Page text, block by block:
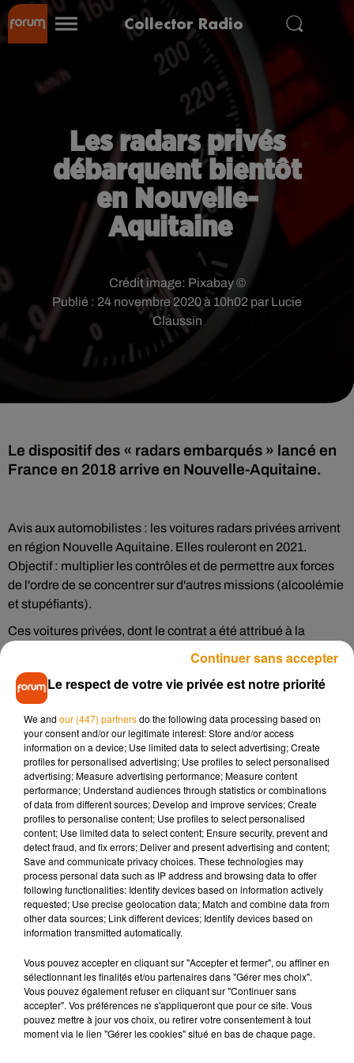
Collector Radio
Les radars privés
débarquent bientôt
en Nouvelle-
Aquitaine
Publié : 24 novembre 2020 à 10h02 par Lucie
Claussin
Crédit image: Pixabay ©
Le dispositif des « radars embarqués » lancé en
France en 2018 arrive en Nouvelle-Aquitaine.
Avis aux automobilistes : les voitures radars privées arrivent
en région Nouvelle Aquitaine. Elles rouleront en 2021.
Objectif : multiplier les contrôles et de permettre aux forces
de l'ordre de se concentrer sur d'autres missions (alcoolémie
et stupéfiants).
Ces voitures privées, dont le contrat a été attribué à la
Sécurité Routière.
On ne sait pas encore combien de voiture rouleront dans la
région ni la date de leur entrée en fonction.
Musique
5 août 2026
Après le film, bientôt une docu-série sur
le père de Michael Jackson
Tiny Desk invite Charlie Puth pour une
live session solaire
Le respect de votre vie privée est notre priorité
We and our (447) partnersdo the following data processing based on
your consent and/or our legitimate interest: Store and/or access
information on a device; Use limited data to select advertising; Create
profiles for personalised advertising; Use profiles to select personalised
advertising; Measure advertising performance; Measure content
performance; Understand audiences through statistics or combinations
of data from different sources; Develop and improve services; Create
profiles to personalise content; Use profiles to select personalised
content; Use limited data to select content; Ensure security, prevent and
detect fraud, and fix errors; Deliver and present advertising and content;
Save and communicate privacy choices. These technologies may
process personal data such as IP address and browsing data to offer
following functionalities: Identify devices based on information actively
requested; Use precise geolocation data; Match and combine data from
other data sources; Link different devices; Identify devices based on
information transmitted automatically.
Vous pouvez accepter en cliquant sur "Accepter et fermer", ou affiner en
sélectionnant les finalités et/ou partenaires dans "Gérer mes choix".
Vous pouvez également refuser en cliquant sur "Continuer sans
accepter". Vos préférences ne s'appliqueront que pour ce site. Vous
pouvez mettre à jour vos choix, ou retirer votre consentement à tout
moment via le lien "Gérer les cookies" situé en bas de chaque page.
Continuer sans accepter